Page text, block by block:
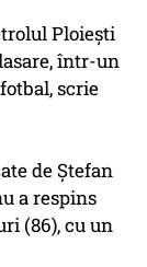
Ploieşti
într-un
scrie
de Ştefan
a respins
(86), cu un